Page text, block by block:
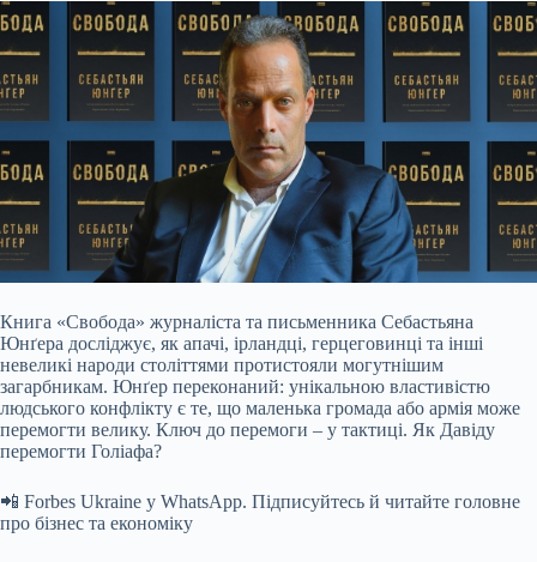
Книга «Свобода» журналіста та письменника Себастьяна
Юнґера досліджує, як апачі, ірландці, герцеговинці та інші
невеликі народи століттями протистояли могутнішим
загарбникам. Юнґер переконаний: унікальною властивістю
людського конфлікту є те, що маленька громада або армія може
перемогти велику. Ключ до перемоги – у тактиці. Як Давіду
перемогти Голіафа?
📲 Forbes Ukraine у WhatsApp. Підписуйтесь й читайте головне
про бізнес та економіку